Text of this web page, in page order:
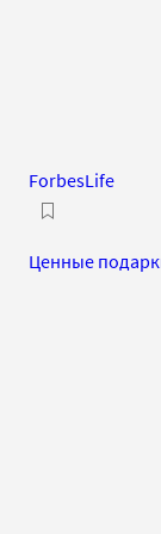
ForbesLife
Ценные